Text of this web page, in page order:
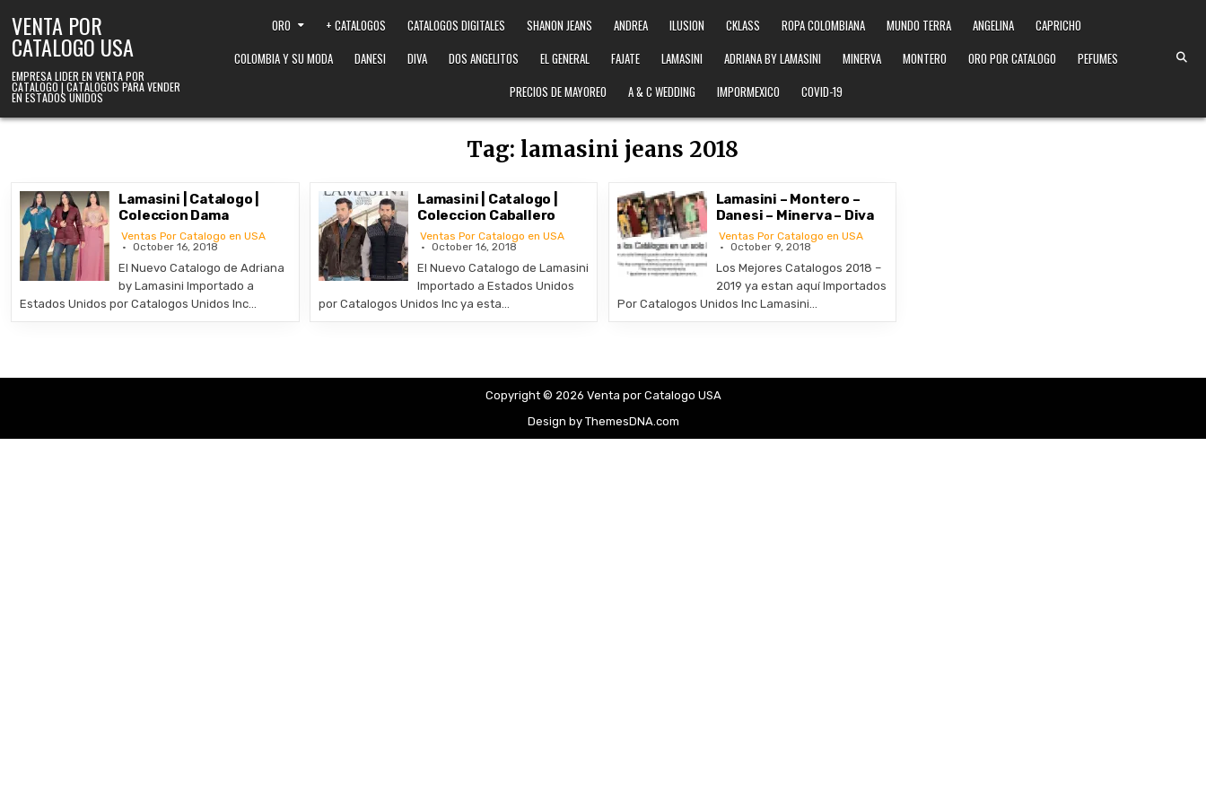
VENTA POR
CATALOGO USA
EMPRESA LIDER EN VENTA POR
CATALOGO | CATALOGOS PARA VENDER
EN ESTADOS UNIDOS
ORO + CATALOGOS CATALOGOS DIGITALES SHANON JEANS ANDREA ILUSION CKLASS ROPA COLOMBIANA MUNDO TERRA ANGELINA
CAPRICHO
COLOMBIA Y SU MODA
DANESI DIVA DOS ANGELITOS EL GENERAL FAJATE LAMASINI ADRIANA BY LAMASINI MINERVA MONTERO ORO POR CATALOGO
PEFUMES
PRECIOS DE MAYOREO
A & C WEDDING IMPORMEXICO COVID-19
Tag: lamasini jeans 2018
Lamasini | Catalogo |
Coleccion Dama
Ventas Por Catalogo en USA
October 16, 2018
El Nuevo Catalogo de Adriana
by Lamasini Importado a
Estados Unidos por Catalogos Unidos Inc…
Lamasini | Catalogo |
Coleccion Caballero
Ventas Por Catalogo en USA
October 16, 2018
El Nuevo Catalogo de Lamasini
Importado a Estados Unidos
por Catalogos Unidos Inc ya esta…
Lamasini – Montero –
Danesi – Minerva – Diva
Ventas Por Catalogo en USA
October 9, 2018
Los Mejores Catalogos 2018 –
2019 ya estan aquí Importados
Por Catalogos Unidos Inc Lamasini…
Copyright © 2026 Venta por Catalogo USA
Design by ThemesDNA.com